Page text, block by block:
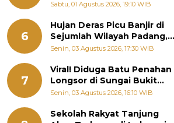
268 Anak Menggapai Mimpi
Kemiskinan
Sabtu, 01 Agustus 2026, 19:10 WIB
6
Hujan Deras Picu Banjir di
Sejumlah Wilayah Padang,
Fadly Amran Perintahkan
Senin, 03 Agustus 2026, 17:30 WIB
7
Viral! Diduga Batu Penahan
Longsor di Sungai Bukit
Nago Padang Diambil, Warga
Senin, 03 Agustus 2026, 16:10 WIB
Sekolah Rakyat Tanjung